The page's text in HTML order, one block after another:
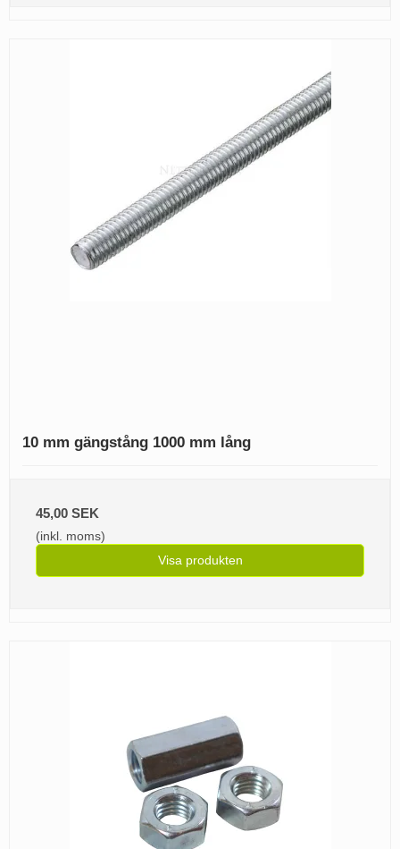
10 mm gängstång 1000 mm lång
45,00 SEK
(inkl. moms)
Visa produkten